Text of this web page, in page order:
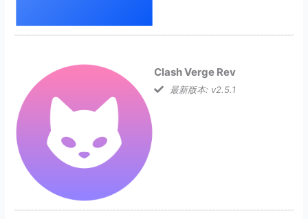
Clash Verge Rev
最新版本: v2.5.1